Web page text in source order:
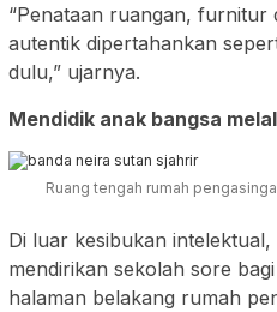
“Penataan ruangan, furnitur
autentik dipertahankan
dulu,” ujarnya.
Mendidik anak bangsa
Ruang tengah rumah
Di luar kesibukan
mendirikan sekolah sore
halaman belakang rumah